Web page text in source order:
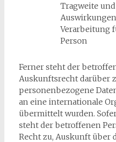
Tragweite
Verarbeitung
Person
Ferner steht der
Auskunftsrecht darüber
personenbezogene
an eine internationale
übermittelt wurden.
steht der betroffenen
Recht zu, Auskunft über